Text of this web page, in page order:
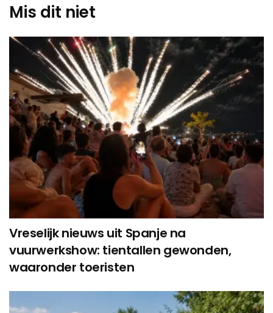
Mis dit niet
Vreselijk nieuws uit Spanje na
vuurwerkshow: tientallen gewonden,
waaronder toeristen